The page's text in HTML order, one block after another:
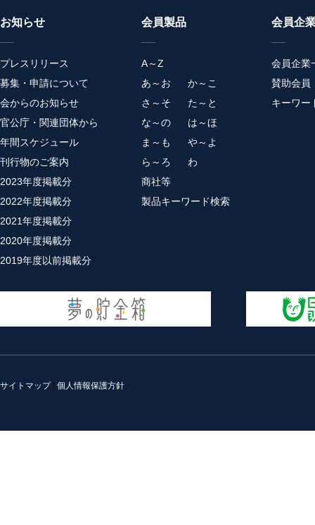
お知らせ
プレスリリース
募集・申請について
会からのお知らせ
官公庁・関連団体から
年間スケジュール
刊行物のご案内
2023年度掲載分
2022年度掲載分
2021年度掲載分
2020年度掲載分
2019年度以前掲載分
会員製品
A～Z
あ～お
か～こ
さ～そ
た～と
な～の
は～ほ
ま～も
や～よ
ら～ろ
わ
商社等
製品キーワード検索
会員企
会員企業
賛助会員
キーワー
サイトマップ| 個人情報保護方針